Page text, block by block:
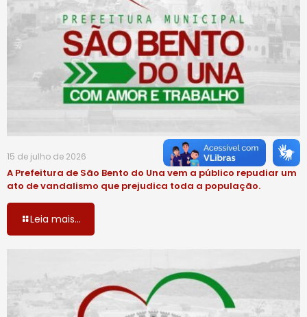
15 de julho de 2026
A Prefeitura de São Bento do Una vem a público repudiar um
ato de vandalismo que prejudica toda a população.
Leia mais...